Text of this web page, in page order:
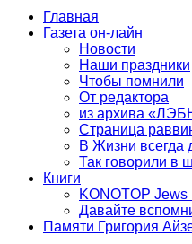
Главная
Газета он-лайн
Новости
Наши праздники
Чтобы помнили
От редактора
из архива
Страница
В Жизни всегда
Так говорили в
Книги
KONOTOP
Давайте
Памяти Григория